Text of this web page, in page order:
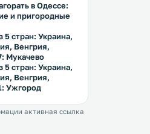
в Одессе:
и пригородные
стран: Украина,
Венгрия,
Мукачево
стран: Украина,
Венгрия,
Ужгород
активная ссылка